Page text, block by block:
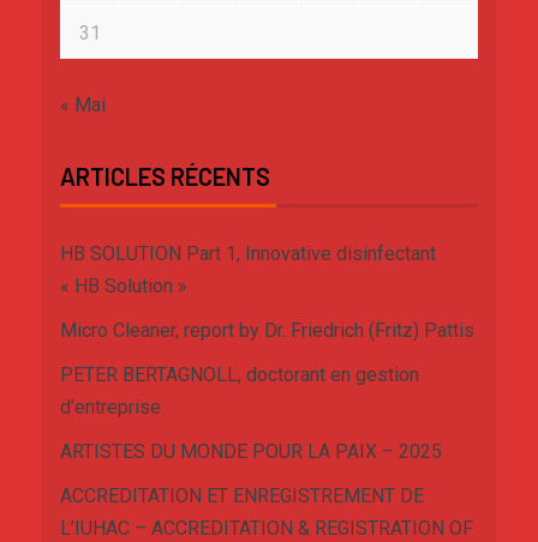
31
« Mai
ARTICLES RÉCENTS
HB SOLUTION Part 1, Innovative disinfectant
« HB Solution »
Micro Cleaner, report by Dr. Friedrich (Fritz) Pattis
PETER BERTAGNOLL, doctorant en gestion
d’entreprise
ARTISTES DU MONDE POUR LA PAIX – 2025
ACCREDITATION ET ENREGISTREMENT DE
L’IUHAC – ACCREDITATION & REGISTRATION OF